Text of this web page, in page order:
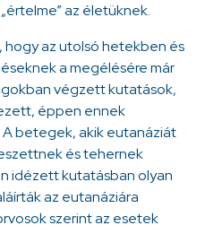
az életüknek.
az utolsó hetekben és
a megélésére már
végzett kutatások,
éppen ennek
A betegek, akik eutanáziát
és tehernek
idézett kutatásban olyan
az eutanáziára
szerint az esetek